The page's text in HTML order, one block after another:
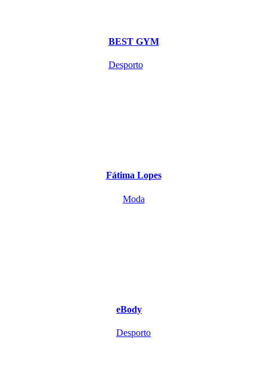
BEST GYM
Desporto
Fátima Lopes
Moda
eBody
Desporto